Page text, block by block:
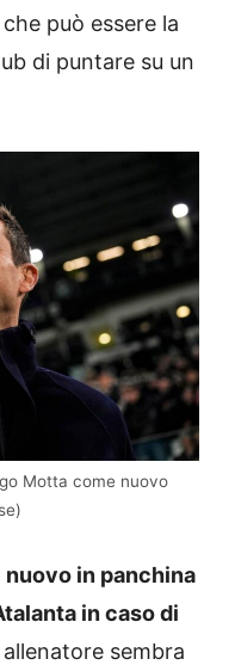
può essere la
di puntare su un
Motta come nuovo
in panchina
in caso di
allenatore sembra